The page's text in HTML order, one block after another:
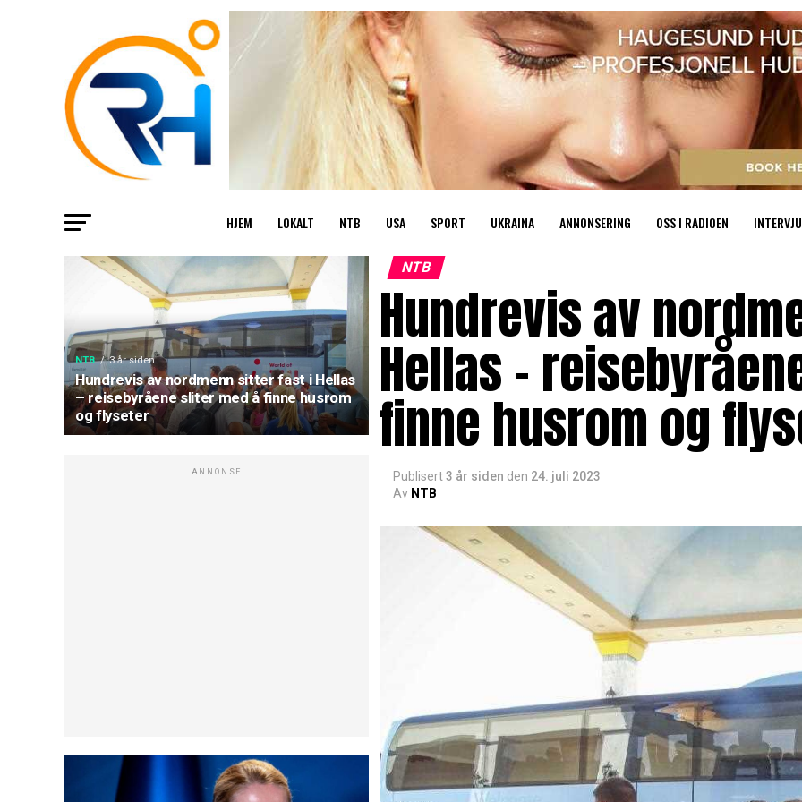
HJEM LOKALT NTB USA SPORT UKRAINA ANNONSERING OSS I RADIOEN INTERVJU
NTB 3 år siden
Hundrevis av nordmenn sitter fast i Hellas
– reisebyråene sliter med å finne husrom
og flyseter
ANNONSE
NTB
Hundrevis av
Hellas –
finne husrom og
Publisert3 år siden den 24. juli 2023
Av NTB